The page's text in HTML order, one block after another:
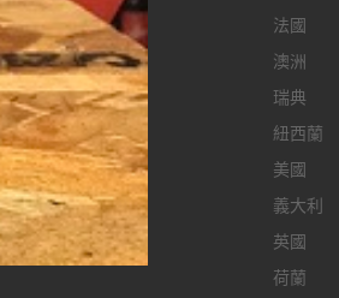
法國
澳洲
瑞典
紐西蘭
美國
義大利
英國
荷蘭